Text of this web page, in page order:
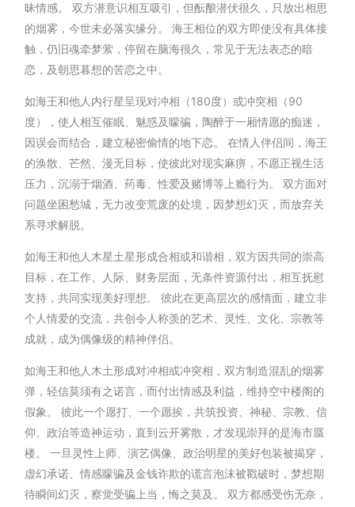
昧情感。 双方潜意识相互吸引，但酝酿潜伏很久，只放出相思
的烟雾，今世未必落实缘分。 海王相位的双方即使没有具体接
触，仍旧魂牵梦萦，停留在脑海很久，常见于无法表态的暗
恋，及朝思暮想的苦恋之中。
如海王和他人内行星呈现对冲相（180度）或冲突相（90
度），使人相互催眠、魅惑及矇骗，陶醉于一厢情愿的痴迷，
因误会而结合，建立秘密偷情的地下恋。 在情人伴侣间，海王
的涣散、芒然、漫无目标，使彼此对现实麻痹，不愿正视生活
压力，沉溺于烟酒、药毒、性爱及赌博等上瘾行为。 双方面对
问题坐困愁城，无力改变荒废的处境，因梦想幻灭，而放弃关
系寻求解脱。
如海王和他人木星土星形成合相或和谐相，双方因共同的崇高
目标，在工作、人际、财务层面，无条件资源付出，相互抚慰
支持，共同实现美好理想。 彼此在更高层次的感情面，建立非
个人情爱的交流，共创令人称羡的艺术、灵性、文化、宗教等
成就，成为偶像级的精神伴侣。
如海王和他人木土形成对冲相或冲突相，双方制造混乱的烟雾
弹，轻信莫须有之诺言，而付出情感及利益，维持空中楼阁的
假象。 彼此一个愿打、一个愿挨，共筑投资、神秘、宗教、信
仰、政治等造神运动，直到云开雾散，才发现崇拜的是海市蜃
楼。 一旦灵性上师、演艺偶像、政治明星的美好包装被揭穿，
虚幻承诺、情感矇骗及金钱诈欺的谎言泡沫被戳破时，梦想期
待瞬间幻灭，察觉受骗上当，悔之莫及。 双方都感受伤无奈，